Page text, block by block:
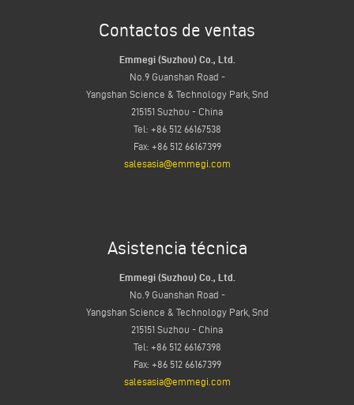
Contactos de ventas
Emmegi (Suzhou) Co., Ltd.
No.9 Guanshan Road -
Yangshan Science & Technology Park, Snd
215151 Suzhou - China
Tel: +86 512 66167538
Fax: +86 512 66167399
salesasia@emmegi.com
Asistencia técnica
Emmegi (Suzhou) Co., Ltd.
No.9 Guanshan Road -
Yangshan Science & Technology Park, Snd
215151 Suzhou - China
Tel: +86 512 66167398
Fax: +86 512 66167399
salesasia@emmegi.com